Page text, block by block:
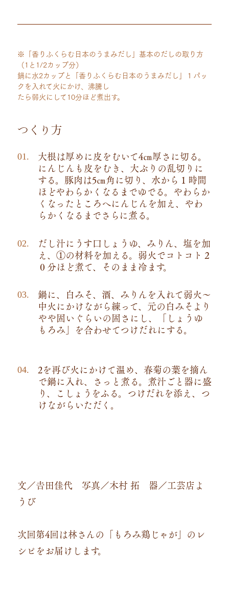
※「香りふくらむ日本のうまみだし」基本のだしの取り方
（1と1/2カップ分）
鍋に水2カップと「香りふくらむ日本のうまみだし」１パッ
クを入れて火にかけ、沸騰し
たら弱火にして10分ほど煮出す。
つくり方
大根は厚めに皮をむいて4㎝厚さに切る。
にんじんも皮をむき、大ぶりの乱切りに
する。豚肉は5㎝角に切り、水から１時間
ほどやわらかくなるまでゆでる。やわらか
くなったところへにんじんを加え、やわ
らかくなるまでさらに煮る。
だし汁にうす口しょうゆ、みりん、塩を加
え、①の材料を加える。弱火でコトコト２
０分ほど煮て、そのまま冷ます。
鍋に、白みそ、酒、みりんを入れて弱火～
中火にかけながら練って、元の白みそより
やや固いぐらいの固さにし、「しょうゆ
もろみ」を合わせてつけだれにする。
2を再び火にかけて温め、春菊の葉を摘ん
で鍋に入れ、さっと煮る。煮汁ごと器に盛
り、こしょうをふる。つけだれを添え、つ
けながらいただく。
文／𠮷田佳代 写真／木村 拓 器／工芸店よ
うび
次回第4回は林さんの「もろみ鶏じゃが」のレ
シピをお届けします。